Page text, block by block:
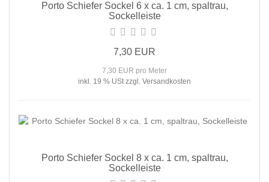
Porto Schiefer Sockel 6 x ca. 1 cm, spaltrau,
Sockelleiste
7,30 EUR
7,30 EUR pro Meter
inkl. 19 % USt zzgl. Versandkosten
Porto Schiefer Sockel 8 x ca. 1 cm, spaltrau,
Sockelleiste